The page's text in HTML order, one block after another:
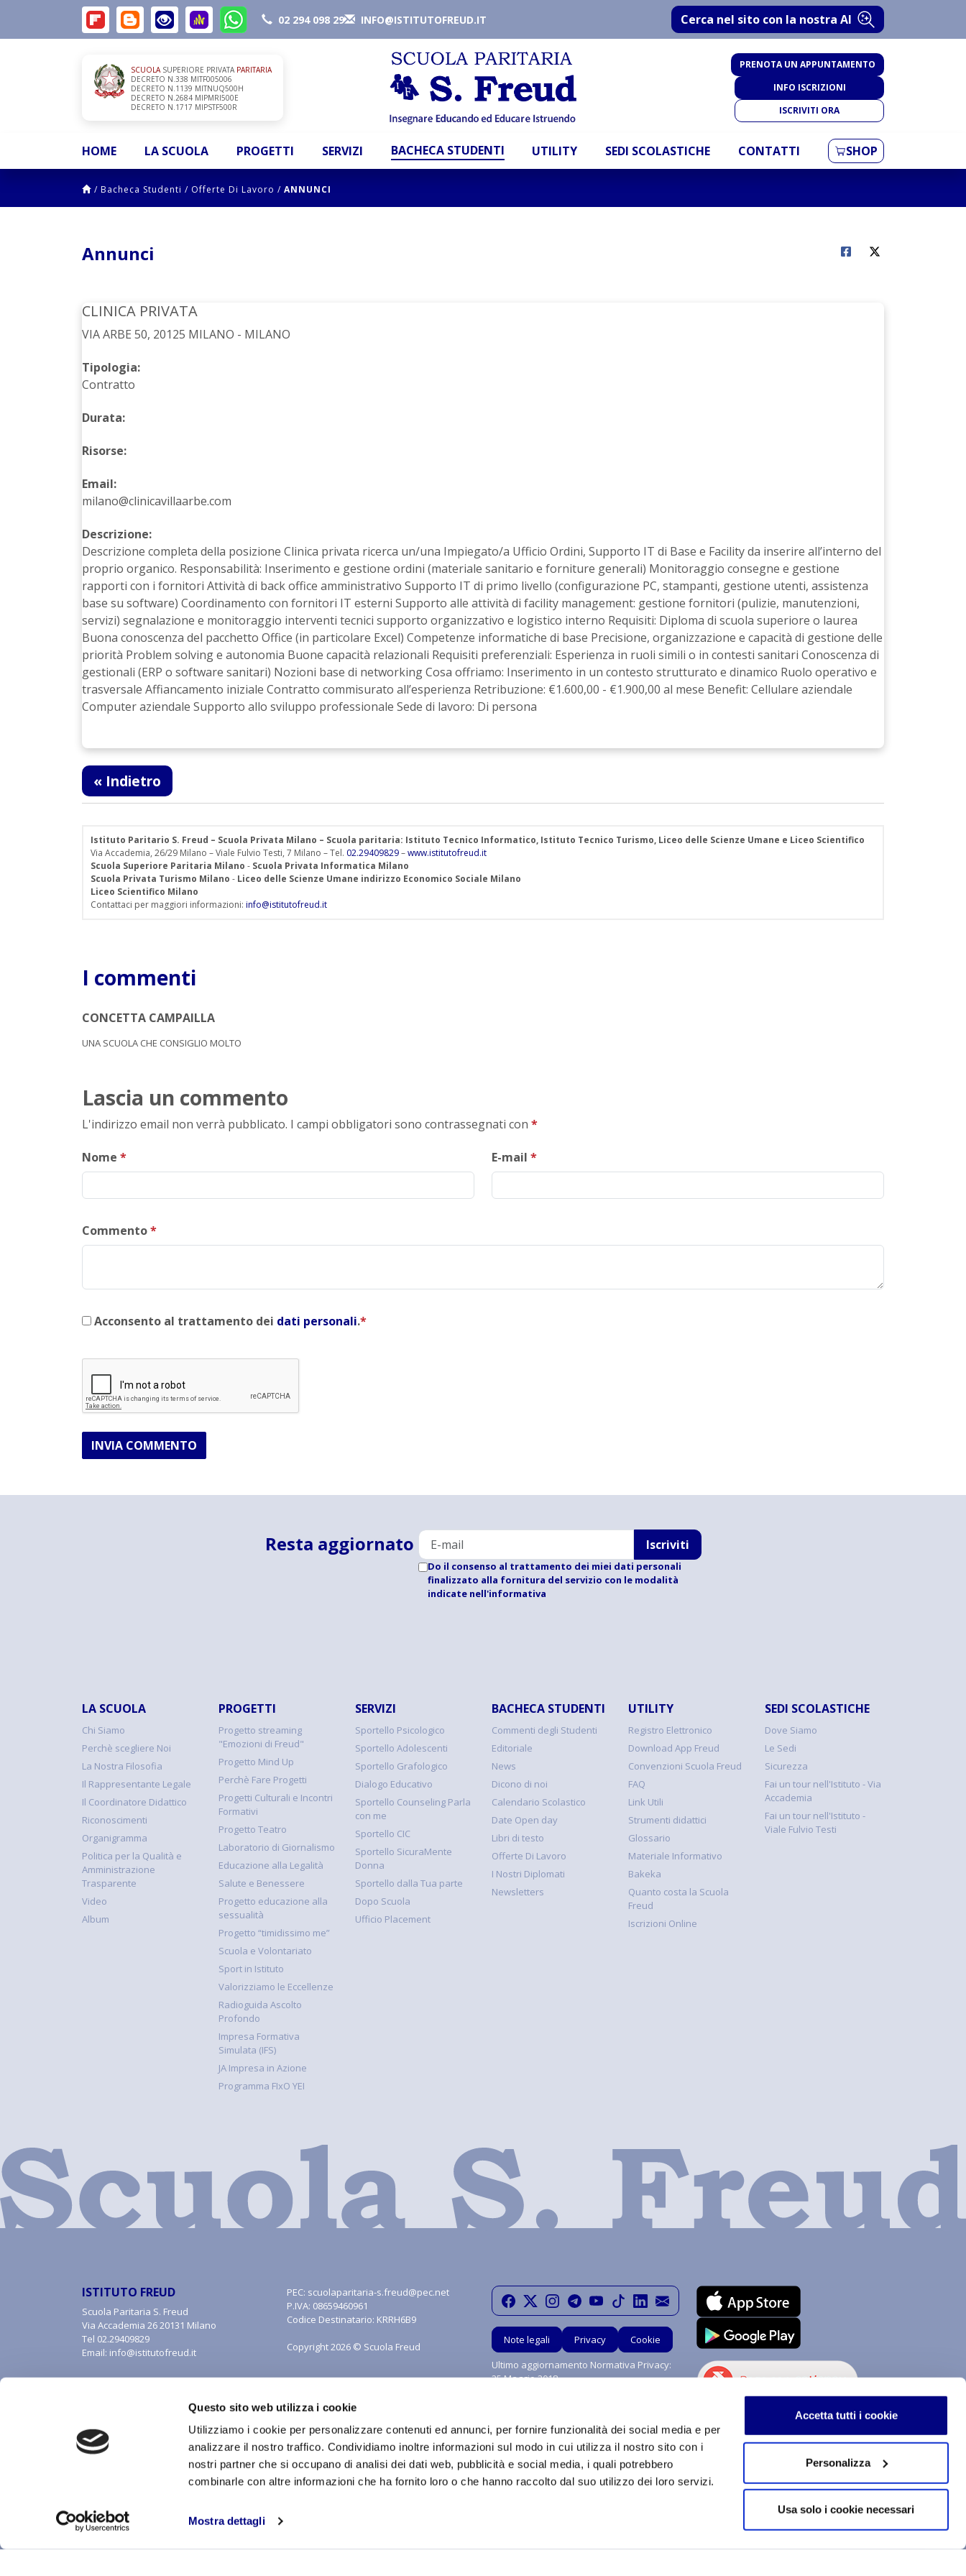
Questo sito web utilizza i cookie
Utilizziamo i cookie per personalizzare contenuti ed annunci, per fornire funzionalità dei social media e per
analizzare il nostro traffico. Condividiamo inoltre informazioni sul modo in cui utilizza il nostro sito con i
nostri partner che si occupano di analisi dei dati web, pubblicità e social media, i quali potrebbero
combinarle con altre informazioni che ha fornito loro o che hanno raccolto dal suo utilizzo dei loro servizi.
Mostra dettagli
Accetta tutti i cookie
Personalizza
Usa solo i cookie necessari
02 294 098 29 INFO@ISTITUTOFREUD.IT Cerca nel sito con la nostra AI
SCUOLASUPERIORE PRIVATA PARITARIA
DECRETO N.338 MITF005006
DECRETO N.1139 MITNUQ500H
DECRETO N.2684 MIPMRI500E
DECRETO N.1717 MIPSTF500R
PRENOTA UN APPUNTAMENTO
INFO ISCRIZIONI
ISCRIVITI ORA
HOME LA SCUOLA PROGETTI SERVIZI BACHECA STUDENTI UTILITY SEDI SCOLASTICHE CONTATTI SHOP
/ Bacheca Studenti / Offerte Di Lavoro / ANNUNCI
Annunci
CLINICA PRIVATA
VIA ARBE 50, 20125 MILANO - MILANO
Tipologia:
Contratto
Durata:
Risorse:
Email:
milano@clinicavillaarbe.com
Descrizione:
Descrizione completa della posizione Clinica privata ricerca un/una Impiegato/a Ufficio Ordini, Supporto IT di Base e Facility da inserire all’interno del
proprio organico. Responsabilità: Inserimento e gestione ordini (materiale sanitario e forniture generali) Monitoraggio consegne e gestione
rapporti con i fornitori Attività di back office amministrativo Supporto IT di primo livello (configurazione PC, stampanti, gestione utenti, assistenza
base su software) Coordinamento con fornitori IT esterni Supporto alle attività di facility management: gestione fornitori (pulizie, manutenzioni,
servizi) segnalazione e monitoraggio interventi tecnici supporto organizzativo e logistico interno Requisiti: Diploma di scuola superiore o laurea
Buona conoscenza del pacchetto Office (in particolare Excel) Competenze informatiche di base Precisione, organizzazione e capacità di gestione delle
priorità Problem solving e autonomia Buone capacità relazionali Requisiti preferenziali: Esperienza in ruoli simili o in contesti sanitari Conoscenza di
gestionali (ERP o software sanitari) Nozioni base di networking Cosa offriamo: Inserimento in un contesto strutturato e dinamico Ruolo operativo e
trasversale Affiancamento iniziale Contratto commisurato all’esperienza Retribuzione: €1.600,00 - €1.900,00 al mese Benefit: Cellulare aziendale
Computer aziendale Supporto allo sviluppo professionale Sede di lavoro: Di persona
« Indietro
Istituto Paritario S. Freud – Scuola Privata Milano – Scuola paritaria: Istituto Tecnico Informatico, Istituto Tecnico Turismo, Liceo delle Scienze Umane e Liceo Scientifico
Via Accademia, 26/29 Milano – Viale Fulvio Testi, 7 Milano – Tel. 02.29409829–www.istitutofreud.it
Scuola Superiore Paritaria Milano - Scuola Privata Informatica Milano
Scuola Privata Turismo Milano - Liceo delle Scienze Umane indirizzo Economico Sociale Milano
Liceo Scientifico Milano
Contattaci per maggiori informazioni: info@istitutofreud.it
I commenti
CONCETTA CAMPAILLA
UNA SCUOLA CHE CONSIGLIO MOLTO
Lascia un commento
L'indirizzo email non verrà pubblicato. I campi obbligatori sono contrassegnati con *
Nome * E-mail *
Commento*
Acconsento al trattamento dei dati personali.*
INVIA COMMENTO
Chiedi a me!
Resta aggiornato Iscriviti
Do il consenso al trattamento dei miei dati personali
finalizzato alla fornitura del servizio con le modalità
indicate nell'informativa
LA SCUOLA
Chi Siamo
Perchè scegliere Noi
La Nostra Filosofia
Il Rappresentante Legale
Il Coordinatore Didattico
Riconoscimenti
Organigramma
Politica per la Qualità e
Amministrazione
Trasparente
Video
Album
PROGETTI
Progetto streaming
"Emozioni di Freud"
Progetto Mind Up
Perchè Fare Progetti
Progetti Culturali e Incontri
Formativi
Progetto Teatro
Laboratorio di Giornalismo
Educazione alla Legalità
Salute e Benessere
Progetto educazione alla
sessualità
Progetto “timidissimo me”
Scuola e Volontariato
Sport in Istituto
Valorizziamo le Eccellenze
Radioguida Ascolto
Profondo
Impresa Formativa
Simulata (IFS)
JA Impresa in Azione
Programma FIxO YEI
SERVIZI
Sportello Psicologico
Sportello Adolescenti
Sportello Grafologico
Dialogo Educativo
Sportello Counseling Parla
con me
Sportello CIC
Sportello SicuraMente
Donna
Sportello dalla Tua parte
Dopo Scuola
Ufficio Placement
BACHECA STUDENTI
Commenti degli Studenti
Editoriale
News
Dicono di noi
Calendario Scolastico
Date Open day
Libri di testo
Offerte Di Lavoro
I Nostri Diplomati
Newsletters
UTILITY
Registro Elettronico
Download App Freud
Convenzioni Scuola Freud
FAQ
Link Utili
Strumenti didattici
Glossario
Materiale Informativo
Bakeka
Quanto costa la Scuola
Freud
Iscrizioni Online
SEDI SCOLASTICHE
Dove Siamo
Le Sedi
Sicurezza
Fai un tour nell'Istituto - Via
Accademia
Fai un tour nell'Istituto -
Viale Fulvio Testi
ISTITUTO FREUD
Scuola Paritaria S. Freud
Via Accademia 26 20131 Milano
Tel 02.29409829
Email: info@istitutofreud.it
PEC: scuolaparitaria-s.freud@pec.net
P.IVA: 08659460961
Codice Destinatario: KRRH6B9
Copyright 2026 © Scuola Freud
Note legali Privacy
Cookie
Ultimo aggiornamento Normativa Privacy:
25 Maggio 2018
Con riferimento al presente sito, i testi, le immagini, la grafica, i marchi e tutti contenuti e le procedure nonché le idee di realizzo di sistemi di procedimenti e di uso sono soggetti a copyright e
alle forme di tutela della proprietà intellettuale. Tutti i diritti sono riservati in favore di Scuola Paritaria S.Freud Srl. È vietata qualsiasi utilizzazione, totale o parziale, dei contenuti qui inseriti,
inclusa la memorizzazione, riproduzione, rielaborazione, diffusione o distribuzione dei contenuti stessi mediante qualunque piattaforma tecnologica, supporto o rete telematica. Qualsiasi
riproduzione, anche parziale, senza autorizzazione scritta è vietata ai sensi della Legge 633 del 22 Aprile 1941 e successive modifiche.
CREDITS:ALEIDE WEB AGENCY